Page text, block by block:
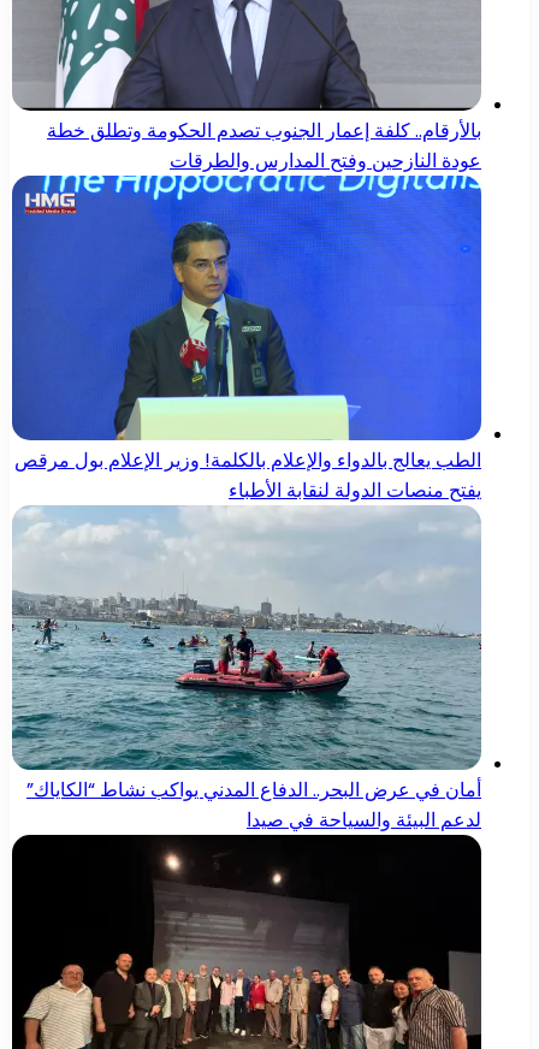
بالأرقام.. كلفة إعمار الجنوب تصدم الحكومة وتطلق خطة
عودة النازحين وفتح المدارس والطرقات
الطب يعالج بالدواء والإعلام بالكلمة! وزير الإعلام بول مرقص
يفتح منصات الدولة لنقابة الأطباء
أمان في عرض البحر.. الدفاع المدني يواكب نشاط “الكاياك”
لدعم البيئة والسياحة في صيدا